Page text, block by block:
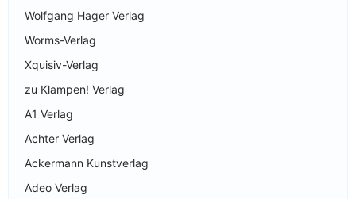
Wolfgang Hager Verlag
Worms-Verlag
Xquisiv-Verlag
zu Klampen! Verlag
A1 Verlag
Achter Verlag
Ackermann Kunstverlag
Adeo Verlag